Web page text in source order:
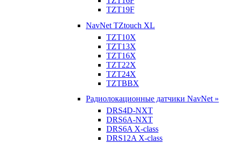
TZT19F
NavNet TZtouch XL
TZT10X
TZT13X
TZT16X
TZT22X
TZT24X
TZTBBX
Радиолокационные датчики NavNet »
DRS4D-NXT
DRS6A-NXT
DRS6A X-class
DRS12A X-class